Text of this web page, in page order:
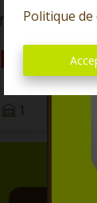
Politique de
: 13136
1